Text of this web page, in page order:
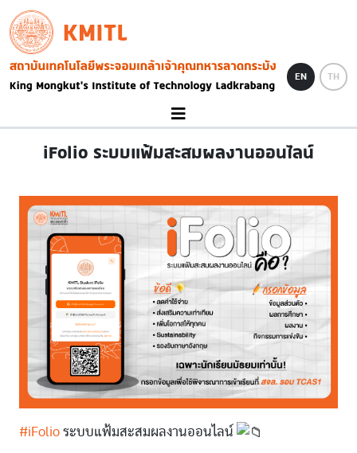
Skip to main content
KMITL
Image
EN TH
iFolio ระบบแฟ้มสะสมผลงานออนไลน์
#iFolio ระบบแฟ้มสะสมผลงานออนไลน์